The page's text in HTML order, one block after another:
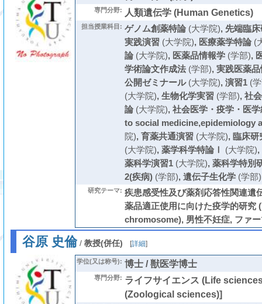
専門分野: 人類遺伝学 (Human Genetics)
担当授業科目: ゲノム創薬特論(大学院), 先端臨
実践演習 (大学院), 医療薬学特論(
論(大学院), 医薬品情報学(学部),
学術論文作成法(学部), 実践医薬
公開ゼミナール(大学院), 演習1(学
(大学院), 生物化学実習 (学部), 社
論(大学院), 社会医学・疫学・医
to social medicine,epidemiology
院), 育薬共通演習 (大学院), 臨床研
(大学院), 薬学科学特論Ⅰ (大学院),
薬科学演習1(大学院), 薬科学特別
2(疾病)(学部), 遺伝子生化学(学部)
研究テーマ: 疾患感受性及び薬剤応答性関連遺
薬品適正使用に向けた疫学的研究
chromosome), 男性不妊症, ファ
谷原 史倫/ 教授(併任) [詳細]
学位(又は称号): 博士 / 獣医学博士
専門分野: ライフサイエンス (Life
(Zoological sciences)]